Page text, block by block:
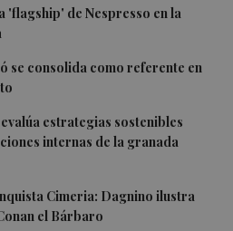
'flagship' de Nespresso en la
se consolida como referente en
estrategias sostenibles
internas de la granada
Cimeria: Dagnino ilustra
el Bárbaro